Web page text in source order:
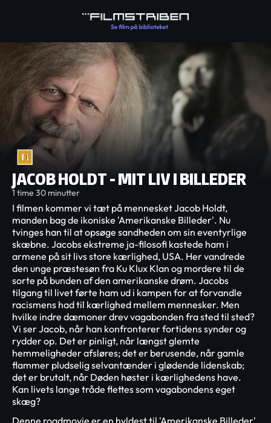
JACOB HOLDT - MIT LIV I BILLEDER
1 time 30 minutter
I filmen kommer vi tæt på mennesket Jacob Holdt,
manden bag de ikoniske 'Amerikanske Billeder'. Nu
tvinges han til at opsøge sandheden om sin eventyrlige
skæbne. Jacobs ekstreme ja-filosofi kastede ham i
armene på sit livs store kærlighed, USA. Her vandrede
den unge præstesøn fra Ku Klux Klan og mordere til de
sorte på bunden af den amerikanske drøm. Jacobs
tilgang til livet førte ham ud i kampen for at forvandle
racismens had til kærlighed mellem mennesker. Men
hvilke indre dæmoner drev vagabonden fra sted til sted?
Vi ser Jacob, når han konfronterer fortidens synder og
rydder op. Det er pinligt, når længst glemte
hemmeligheder afsløres; det er berusende, når gamle
flammer pludselig selvantænder i glødende lidenskab;
det er brutalt, når Døden høster i kærlighedens have.
Kan livets lange tråde flettes som vagabondens eget
skæg?
Denne roadmovie er en hyldest til 'Amerikanske Billeder'